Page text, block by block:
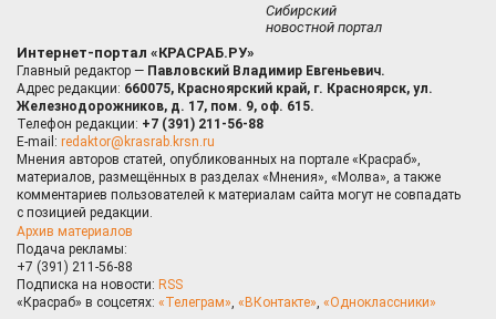
Сибирский
новостной портал
Интернет-портал «КРАСРАБ.РУ»
Главный редактор — Павловский Владимир Евгеньевич.
Адрес редакции: 660075, Красноярский край, г. Красноярск, ул.
Железнодорожников, д. 17, пом. 9, оф. 615.
Телефон редакции: +7 (391) 211-56-88
E-mail: redaktor@krasrab.krsn.ru
Мнения авторов статей, опубликованных на портале «Красраб»,
материалов, размещённых в разделах «Мнения», «Молва», а также
комментариев пользователей к материалам сайта могут не совпадать
с позицией редакции.
Архив материалов
Подача рекламы:
+7 (391) 211-56-88
Подписка на новости: RSS
«Красраб» в соцсетях: «Телеграм», «ВКонтакте», «Одноклассники»